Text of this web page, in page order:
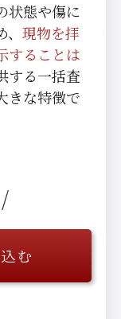
状態や傷に
現物を拝
することは
する一括査
きな特徴で
む